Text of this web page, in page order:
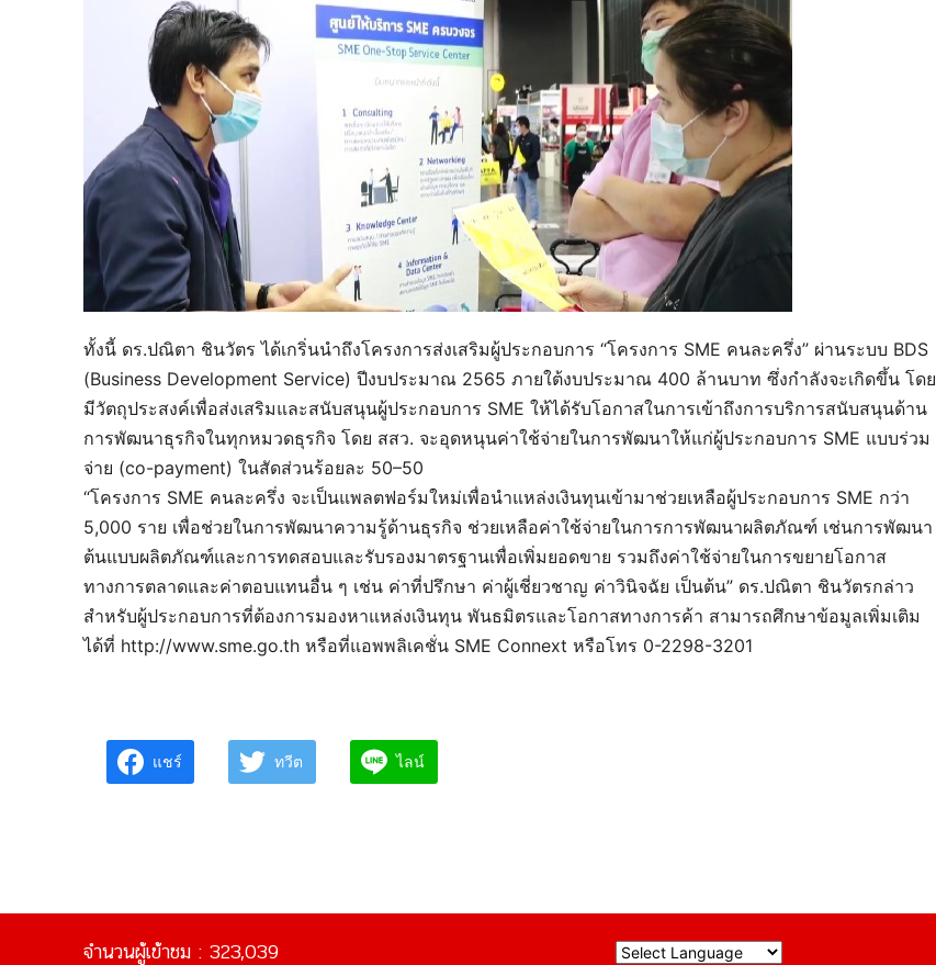
ทั้งนี้ ดร.ปณิตา ชินวัตร ได้เกริ่นนำถึงโครงการส่งเสริมผู้ประกอบการ “โครงการ SME คนละครึ่ง” ผ่านระบบ BDS
(Business Development Service) ปีงบประมาณ 2565 ภายใต้งบประมาณ 400 ล้านบาท ซึ่งกำลังจะเกิดขึ้น โดย
มีวัตถุประสงค์เพื่อส่งเสริมและสนับสนุนผู้ประกอบการ SME ให้ได้รับโอกาสในการเข้าถึงการบริการสนับสนุนด้าน
การพัฒนาธุรกิจในทุกหมวดธุรกิจ โดย สสว. จะอุดหนุนค่าใช้จ่ายในการพัฒนาให้แก่ผู้ประกอบการ SME แบบร่วม
จ่าย (co-payment) ในสัดส่วนร้อยละ 50–50
“โครงการ SME คนละครึ่ง จะเป็นแพลตฟอร์มใหม่เพื่อนำแหล่งเงินทุนเข้ามาช่วยเหลือผู้ประกอบการ SME กว่า
5,000 ราย เพื่อช่วยในการพัฒนาความรู้ด้านธุรกิจ ช่วยเหลือค่าใช้จ่ายในการการพัฒนาผลิตภัณฑ์ เช่นการพัฒนา
ต้นแบบผลิตภัณฑ์และการทดสอบและรับรองมาตรฐานเพื่อเพิ่มยอดขาย รวมถึงค่าใช้จ่ายในการขยายโอกาส
ทางการตลาดและค่าตอบแทนอื่น ๆ เช่น ค่าที่ปรึกษา ค่าผู้เชี่ยวชาญ ค่าวินิจฉัย เป็นต้น” ดร.ปณิตา ชินวัตรกล่าว
สำหรับผู้ประกอบการที่ต้องการมองหาแหล่งเงินทุน พันธมิตรและโอกาสทางการค้า สามารถศึกษาข้อมูลเพิ่มเติม
ได้ที่ http://www.sme.go.th หรือที่แอพพลิเคชั่น SME Connext หรือโทร 0-2298-3201
แชร์ ทวีต ไลน์
จำนวนผู้เข้าชม : 323,039